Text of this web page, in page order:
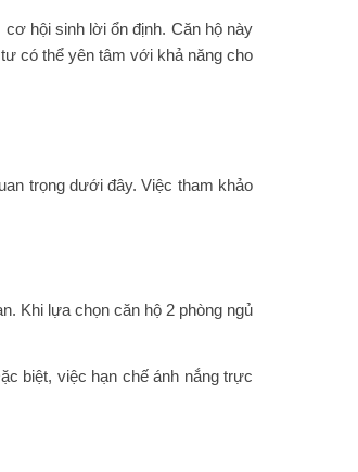
hội sinh lời ổn định. Căn hộ này
có thể yên tâm với khả năng cho
trọng dưới đây. Việc tham khảo
Khi lựa chọn căn hộ 2 phòng ngủ
biệt, việc hạn chế ánh nắng trực